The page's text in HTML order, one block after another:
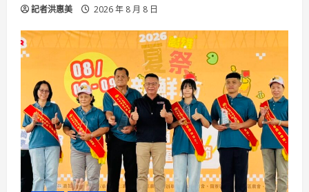
記者洪惠美 2026 年 8 月 8 日